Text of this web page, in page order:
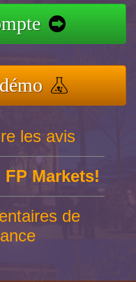
les avis
Markets!
de